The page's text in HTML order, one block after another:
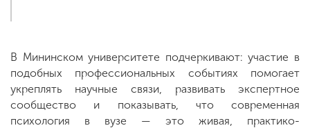
В Мининском университете подчеркивают: участие в
подобных профессиональных событиях помогает
укреплять научные связи, развивать экспертное
сообщество и показывать, что современная
психология в вузе — это живая, практико-